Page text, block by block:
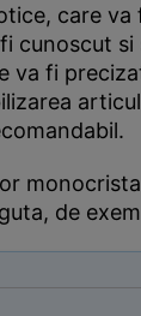
care va
cunoscut si
va fi
de